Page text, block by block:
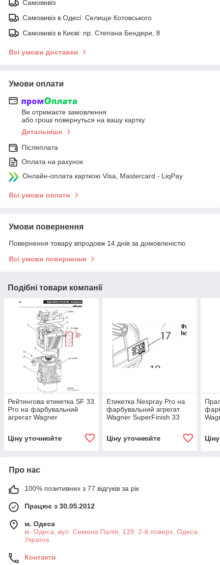
Самовивіз
Самовивіз в Одесі: Селище Котовського
Самовивіз в Києві: пр. Степана Бендери, 8
Всі умови доставки
Умови оплати
Ви отримаєте замовлення
або гроші повернуться на вашу картку
Детальніше
Післяплата
Оплата на рахунок
Онлайн-оплата карткою Visa, Mastercard - LiqPay
Всі умови оплати
Умови повернення
Повернення товару впродовж 14 днів за домовленістю
Всі умови повернення
Подібні товари компанії
Рейтингова етикетка SF 33
Pro на фарбувальний
агрегат Wagner
Ціну уточнюйте
Етикетка Nespray Pro на
фарбувальний агрегат
Wagner SuperFinish 33
Ціну уточнюйте
Про нас
100% позитивних з 77 відгуків за рік
Працює з 30.05.2012
м. Одеса
м. Одеса, вул. Семена Палія, 139. 2-й поверх, Одеса,
Україна
Контакти